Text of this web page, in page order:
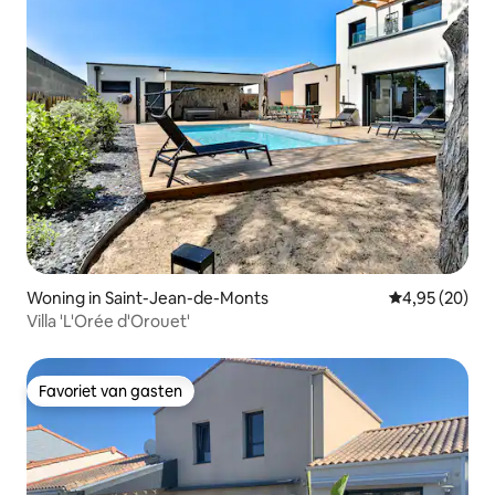
Woning in Saint-Jean-de-Monts Gemiddelde
4,95 (20)
Villa 'L'Orée d'Orouet'
Favoriet van gasten
Favoriet van gasten